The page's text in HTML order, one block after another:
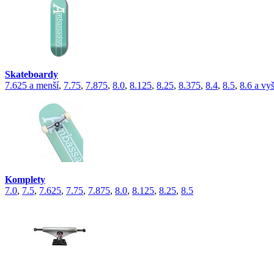
Skateboardy
7.625 a menší, 7.75, 7.875, 8.0, 8.125, 8.25, 8.375, 8.4, 8.5, 8.6 a
Komplety
7.0, 7.5, 7.625, 7.75, 7.875, 8.0, 8.125, 8.25, 8.5